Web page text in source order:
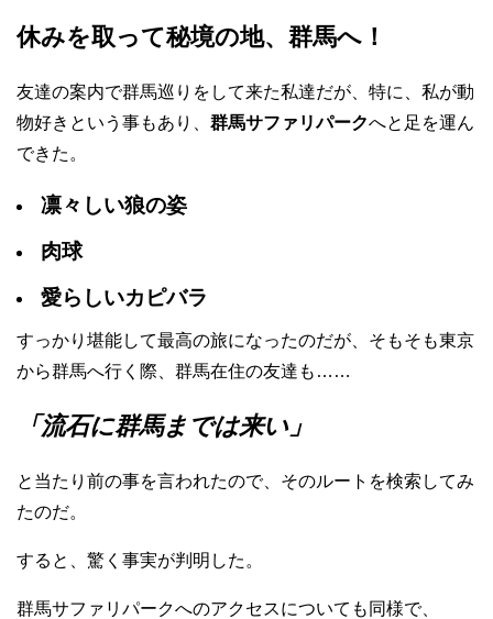
休みを取って秘境の地、群馬へ！
友達の案内で群馬巡りをして来た私達だが、特に、私が動
物好きという事もあり、 群馬サファリパークへと足を運ん
できた。
凛々しい狼の姿
肉球
愛らしいカピバラ
すっかり堪能して最高の旅になったのだが、そもそも東京
から群馬へ行く際、群馬在住の友達も……
「流石に群馬までは来い」
と当たり前の事を言われたので、そのルートを検索してみ
たのだ。
すると、驚く事実が判明した。
群馬サファリパークへのアクセスについても同様で、